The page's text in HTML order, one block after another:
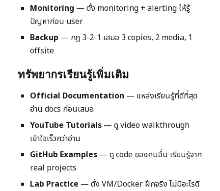
Monitoring — ตั้ง monitoring + alerting ให้รู้
ปัญหาก่อน user
Backup — กฎ 3-2-1 เสมอ 3 copies, 2 media, 1
offsite
ทรัพยากรเรียนรู้เพิ่มเติม
Official Documentation — แหล่งเรียนรู้ที่ดีที่สุด
อ่าน docs ก่อนเสมอ
YouTube Tutorials — ดู video walkthrough
เข้าใจเร็วกว่าอ่าน
GitHub Examples — ดู code ของคนอื่น เรียนรู้จาก
real projects
Lab Practice — ตั้ง VM/Docker ฝึกจริง ไม่มีอะไรดี